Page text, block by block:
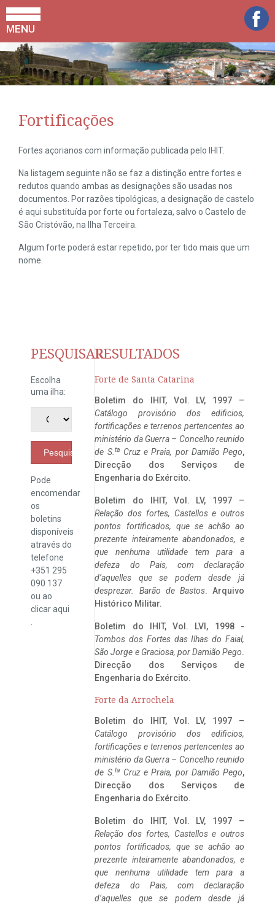
MENU
Fortificações
Fortes açorianos com informação publicada pelo IHIT.
Na listagem seguinte não se faz a distinção entre fortes e
redutos quando ambas as designações são usadas nos
documentos. Por razões tipológicas, a designação de castelo
é aqui substituída por forte ou fortaleza, salvo o Castelo de
São Cristóvão, na Ilha Terceira.
Algum forte poderá estar repetido, por ter tido mais que um
nome.
PESQUISAR
Escolha
uma ilha:
Pesquisar
Pode
encomendar
os
boletins
disponíveis
através do
telefone
+351 295
090 137
ou ao
clicaraqui
RESULTADOS
Forte de Santa Catarina
Boletim do IHIT, Vol. LV, 1997 –
Catálogo provisório dos edificios,
fortificações e terrenos pertencentes ao
ministério da Guerra – Concelho reunido
de S. ta Cruz e Praia, por Damião Pego,
Direcção dos Serviços de
Engenharia do Exército.
Boletim do IHIT, Vol. LV, 1997 –
Relação dos fortes, Castellos e outros
pontos fortificados, que se achão ao
prezente inteiramente abandonados, e
que nenhuma utilidade tem para a
defeza do Pais, com declaração
d’aquelles que se podem desde já
desprezar. Barão de Bastos. Arquivo
Histórico Militar.
Boletim do IHIT, Vol. LVI, 1998 -
Tombos dos Fortes das Ilhas do Faial,
São Jorge e Graciosa, por Damião Pego.
Direcção dos Serviços de
Engenharia do Exército.
Forte da Arrochela
Boletim do IHIT, Vol. LV, 1997 –
Catálogo provisório dos edificios,
fortificações e terrenos pertencentes ao
ministério da Guerra – Concelho reunido
de S. ta Cruz e Praia, por Damião Pego,
Direcção dos Serviços de
Engenharia do Exército.
Boletim do IHIT, Vol. LV, 1997 –
Relação dos fortes, Castellos e outros
pontos fortificados, que se achão ao
prezente inteiramente abandonados, e
que nenhuma utilidade tem para a
defeza do Pais, com declaração
d’aquelles que se podem desde já